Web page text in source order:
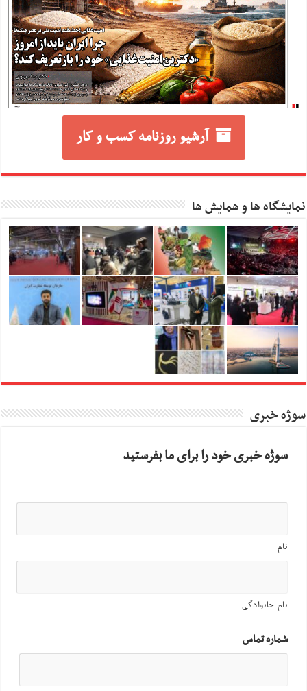
آرشیو روزنامه کسب و کار
نمایشگاه ها و همایش ها
سوژه خبری
سوژه خبری خود را برای ما بفرستید
نام
نام خانوادگی
شماره تماس